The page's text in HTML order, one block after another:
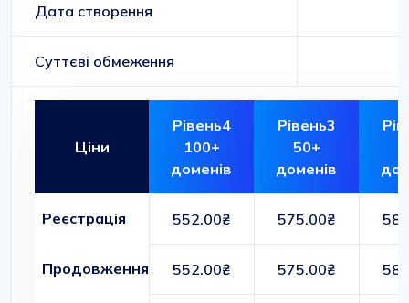
Дата створення
Суттєві обмеження
Ціни
Рівень4
100+
доменів
Рівень3
50+
доменів
Реєстрація 552.00₴ 575.00₴
Продовження 552.00₴ 575.00₴